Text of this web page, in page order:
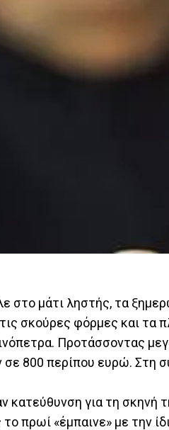
στο μάτι ληστής, τα
σκούρες φόρμες και τα
Προτάσσοντας
σε 800 περίπου ευρώ. Στη
κατεύθυνση για τη
πρωί «έμπαινε» με την